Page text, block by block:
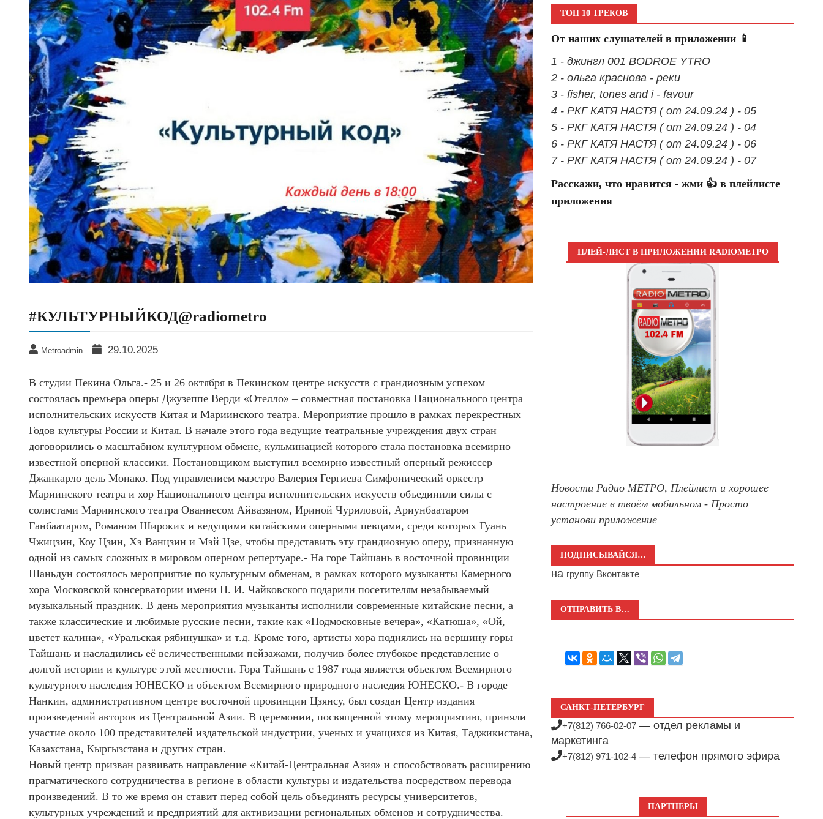
#КУЛЬТУРНЫЙКОД@radiometro
Metroadmin 29.10.2025
В студии Пекина Ольга.- 25 и 26 октября в Пекинском центре искусств с грандиозным успехом
состоялась премьера оперы Джузеппе Верди «Отелло» – совместная постановка Национального центра
исполнительских искусств Китая и Мариинского театра. Мероприятие прошло в рамках перекрестных
Годов культуры России и Китая. В начале этого года ведущие театральные учреждения двух стран
договорились о масштабном культурном обмене, кульминацией которого стала постановка всемирно
известной оперной классики. Постановщиком выступил всемирно известный оперный режиссер
Джанкарло дель Монако. Под управлением маэстро Валерия Гергиева Симфонический оркестр
Мариинского театра и хор Национального центра исполнительских искусств объединили силы с
солистами Мариинского театра Ованнесом Айвазяном, Ириной Чуриловой, Ариунбаатаром
Ганбаатаром, Романом Широких и ведущими китайскими оперными певцами, среди которых Гуань
Чжицзин, Коу Цзин, Хэ Ванцзин и Мэй Цзе, чтобы представить эту грандиозную оперу, признанную
одной из самых сложных в мировом оперном репертуаре.- На горе Тайшань в восточной провинции
Шаньдун состоялось мероприятие по культурным обменам, в рамках которого музыканты Камерного
хора Московской консерватории имени П. И. Чайковского подарили посетителям незабываемый
музыкальный праздник. В день мероприятия музыканты исполнили современные китайские песни, а
также классические и любимые русские песни, такие как «Подмосковные вечера», «Катюша», «Ой,
цветет калина», «Уральская рябинушка» и т.д. Кроме того, артисты хора поднялись на вершину горы
Тайшань и насладились её величественными пейзажами, получив более глубокое представление о
долгой истории и культуре этой местности. Гора Тайшань с 1987 года является объектом Всемирного
культурного наследия ЮНЕСКО и объектом Всемирного природного наследия ЮНЕСКО.- В городе
Нанкин, административном центре восточной провинции Цзянсу, был создан Центр издания
произведений авторов из Центральной Азии. В церемонии, посвященной этому мероприятию, приняли
участие около 100 представителей издательской индустрии, ученых и учащихся из Китая, Таджикистана,
Казахстана, Кыргызстана и других стран.
Новый центр призван развивать направление «Китай-Центральная Азия» и способствовать расширению
прагматического сотрудничества в регионе в области культуры и издательства посредством перевода
произведений. В то же время он ставит перед собой цель объединять ресурсы университетов,
культурных учреждений и предприятий для активизации региональных обменов и сотрудничества.
ТОП 10 ТРЕКОВ
От наших слушателей в приложении 📱
1 - джингл 001 BODROE YTRO
2 - ольга краснова - реки
3 - fisher, tones and i - favour
4 - РКГ КАТЯ НАСТЯ ( от 24.09.24 ) - 05
5 - РКГ КАТЯ НАСТЯ ( от 24.09.24 ) - 04
6 - РКГ КАТЯ НАСТЯ ( от 24.09.24 ) - 06
7 - РКГ КАТЯ НАСТЯ ( от 24.09.24 ) - 07
Расскажи, что нравится - жми 👍 в плейлисте
приложения
ПЛЕЙ-ЛИСТ В ПРИЛОЖЕНИИ RADIOМЕТРО
Новости Радио МЕТРО, Плейлист и хорошее
настроение в твоём мобильном - Просто
установи приложение
ПОДПИСЫВАЙСЯ…
на группу Вконтакте
ОТПРАВИТЬ В…
САНКТ-ПЕТЕРБУРГ
+7(812) 766-02-07 — отдел рекламы и
маркетинга
+7(812) 971-102-4 — телефон прямого эфира
ПАРТНЕРЫ